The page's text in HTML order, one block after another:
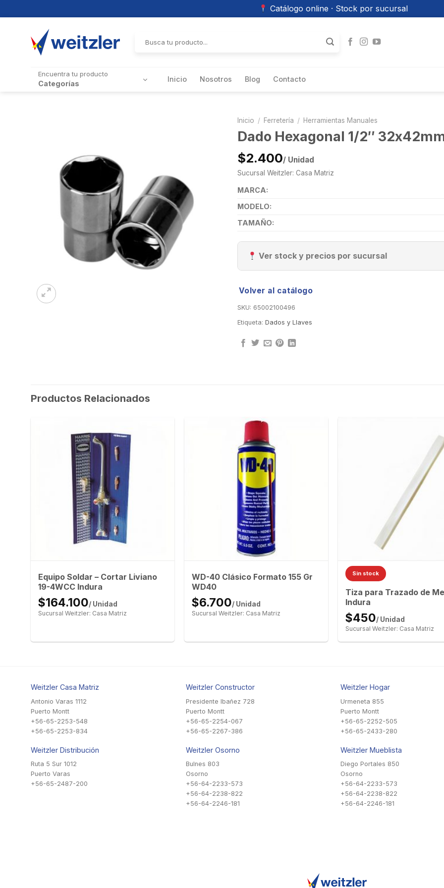
Catálogo online · Stock por sucursal
por:
Encuentra tu producto
Categorías Inicio Nosotros Blog Contacto
Inicio / Ferretería / Herramientas Manuales
Dado Hexagonal 1/2″
$2.400/ Unidad
Sucursal Weitzler: Casa Matriz
MARCA:
MODELO:
TAMAÑO:
Ver stock y precios por sucursal
Volver al catálogo
SKU: 65002100496
Etiqueta: Dados y Llaves
Productos Relacionados
Equipo Soldar – Cortar Liviano
19-4WCC Indura
$164.100/ Unidad
Sucursal Weitzler: Casa Matriz
WD-40 Clásico Formato 155 Gr
WD40
$6.700/ Unidad
Sucursal Weitzler: Casa Matriz
Sin stock
Tiza para Trazado de
Indura
$450/ Unidad
Sucursal Weitzler: Casa Matriz
Weitzler Casa Matriz
Antonio Varas 1112
Puerto Montt
+56-65-2253-548
+56-65-2253-834
Weitzler Distribución
Ruta 5 Sur 1012
Puerto Varas
+56-65-2487-200
Weitzler Constructor
Presidente Ibañez 728
Puerto Montt
+56-65-2254-067
+56-65-2267-386
Weitzler Osorno
Bulnes 803
Osorno
+56-64-2233-573
+56-64-2238-822
+56-64-2246-181
Weitzler Hogar
Urmeneta 855
Puerto Montt
+56-65-2252-505
+56-65-2433-280
Weitzler Mueblista
Diego Portales 850
Osorno
+56-64-2233-573
+56-64-2238-822
+56-64-2246-181